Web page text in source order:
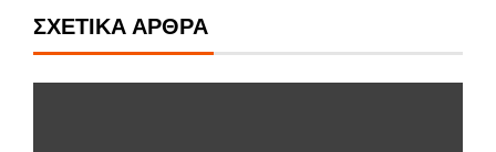
ΣΧΕΤΙΚΆ ΆΡΘΡΑ